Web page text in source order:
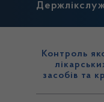
Контроль
засобів та